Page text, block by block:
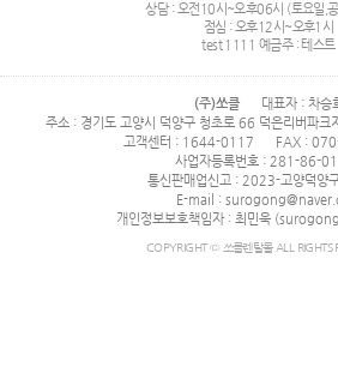
상담 : 오전10시~오후06시 (토요일,
점심 : 오후12시~오후1시
test1111 예금주 : 테스트
(주)쏘클
대표자 : 차승
주소 : 경기도 고양시 덕양구 청초로 66 덕은리버파
고객센터 : 1644-0117
FAX :
사업자등록번호 : 281-86-
통신판매업신고 : 2023-고양덕양
E-mail :
개인정보보호책임자 : 최민욱
COPYRIGHT © 쏘클렌탈몰 ALL RIGHTS